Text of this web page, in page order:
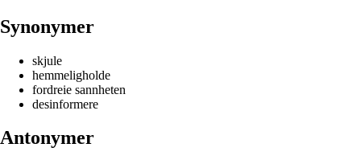
Synonymer
skjule
hemmeligholde
fordreie sannheten
desinformere
Antonymer